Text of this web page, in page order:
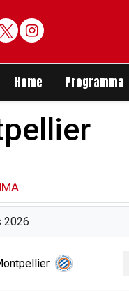
TwitterDelen op Whatsapp
Home Programma
2026